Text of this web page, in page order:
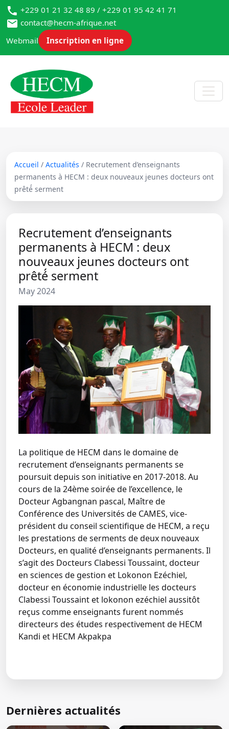
+229 01 21 32 48 89 / +229 01 95 42 41 71
contact@hecm-afrique.net
Webmail
Inscription en ligne
Accueil / Actualités / Recrutement d’enseignants
permanents à HECM : deux nouveaux jeunes docteurs ont
prêté́ serment
Recrutement d’enseignants
permanents à HECM : deux
nouveaux jeunes docteurs ont
prêté́ serment
May 2024
La politique de HECM dans le domaine de
recrutement d’enseignants permanents se
poursuit depuis son initiative en 2017-2018. Au
cours de la 24ème soirée de l’excellence, le
Docteur Agbangnan pascal, Maître de
Conférence des Universités de CAMES, vice-
président du conseil scientifique de HECM, a reçu
les prestations de serments de deux nouveaux
Docteurs, en qualité d’enseignants permanents. Il
s’agit des Docteurs Clabessi Toussaint, docteur
en sciences de gestion et Lokonon Ezéchiel,
docteur en économie industrielle les docteurs
Clabessi Toussaint et lokonon ezéchiel aussitôt
reçus comme enseignants furent nommés
directeurs des études respectivement de HECM
Kandi et HECM Akpakpa
Dernières actualités